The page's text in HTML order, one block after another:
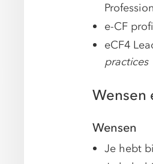
e-CF
eCF4
practices
Wensen
Wensen
Je hebt